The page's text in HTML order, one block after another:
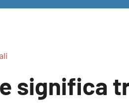
significa